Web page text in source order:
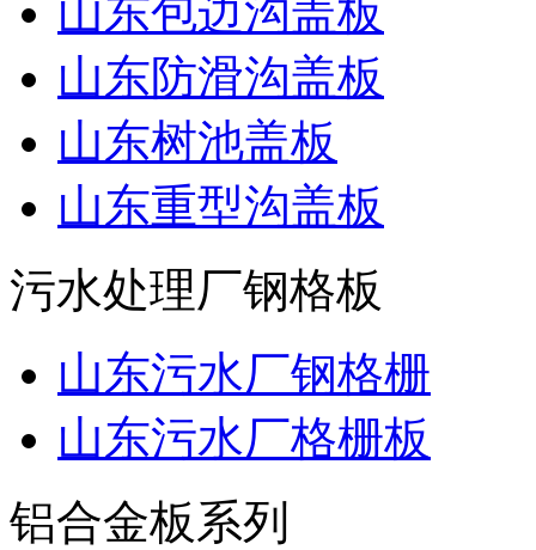
山东包边沟盖板
山东防滑沟盖板
山东树池盖板
山东重型沟盖板
污水处理厂钢格板
山东污水厂钢格栅
山东污水厂格栅板
铝合金板系列